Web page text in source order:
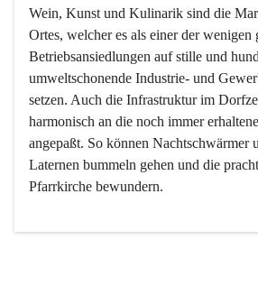
Wein, Kunst und Kulinarik sind die
Ortes, welcher es als einer der wenigen
Betriebsansiedlungen auf stille und
umweltschonende Industrie- und
setzen. Auch die Infrastruktur im
harmonisch an die noch immer
angepaßt. So können Nachtschwärmer
Laternen bummeln gehen und die
Pfarrkirche bewundern.
Der Weinbau dominert heute nicht